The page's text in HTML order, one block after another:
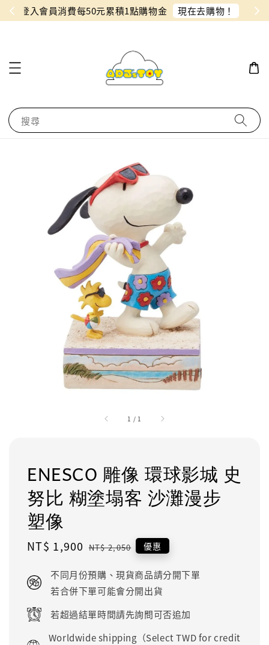
！ 同月份預購單免費合併！只需付一筆運費
搜尋
1 / 1
ENESCO 雕像 環球影城 史
努比 糊塗塌客 沙灘漫步
塑像
Sale
NT$ 1,900 Regular
NT$ 2,050 優惠
不同月份預購、現貨商品請分開下單
若合併下單可能會分開出貨
若超過結單時間請先詢問可否追加
Worldwide shipping（Select TWD for credit